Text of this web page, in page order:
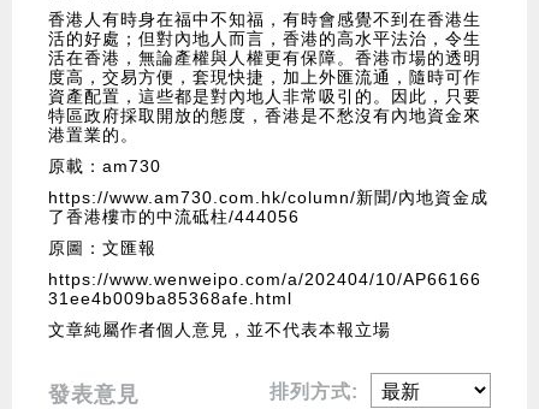
香港人有時身在福中不知福，有時會感覺不到在香港生
活的好處；但對內地人而言，香港的高水平法治，令生
活在香港，無論產權與人權更有保障。香港市場的透明
度高，交易方便，套現快捷，加上外匯流通，隨時可作
資產配置，這些都是對內地人非常吸引的。因此，只要
特區政府採取開放的態度，香港是不愁沒有內地資金來
港置業的。
原載：am730
https://www.am730.com.hk/column/新聞/內地資金成
了香港樓市的中流砥柱/444056
原圖：文匯報
https://www.wenweipo.com/a/202404/10/AP66166
31ee4b009ba85368afe.html
文章純屬作者個人意見，並不代表本報立場
發表意見 排列方式: